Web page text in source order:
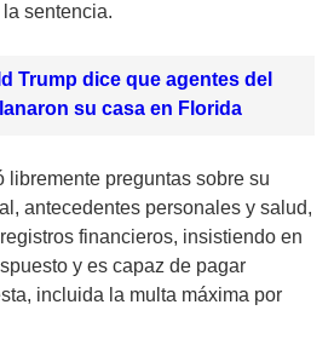
sentencia.
Trump dice que agentes del
su casa en Florida
libremente preguntas sobre su
antecedentes personales y salud,
financieros, insistiendo en
y es capaz de pagar
incluida la multa máxima por